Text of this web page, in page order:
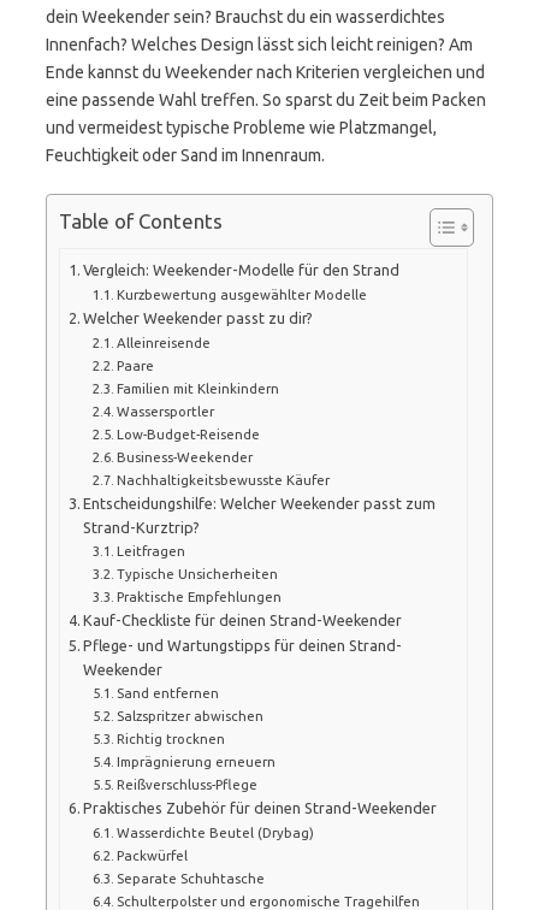
dein Weekender sein? Brauchst du ein wasserdichtes
Innenfach? Welches Design lässt sich leicht reinigen? Am
Ende kannst du Weekender nach Kriterien vergleichen und
eine passende Wahl treffen. So sparst du Zeit beim Packen
und vermeidest typische Probleme wie Platzmangel,
Feuchtigkeit oder Sand im Innenraum.
Table of Contents
Vergleich: Weekender-Modelle für den Strand
Kurzbewertung ausgewählter Modelle
Welcher Weekender passt zu dir?
Alleinreisende
Paare
Familien mit Kleinkindern
Wassersportler
Low-Budget-Reisende
Business-Weekender
Nachhaltigkeitsbewusste Käufer
Entscheidungshilfe: Welcher Weekender passt zum
Strand-Kurztrip?
Leitfragen
Typische Unsicherheiten
Praktische Empfehlungen
Kauf-Checkliste für deinen Strand-Weekender
Pflege- und Wartungstipps für deinen Strand-
Weekender
Sand entfernen
Salzspritzer abwischen
Richtig trocknen
Imprägnierung erneuern
Reißverschluss-Pflege
Praktisches Zubehör für deinen Strand-Weekender
Wasserdichte Beutel (Drybag)
Packwürfel
Separate Schuhtasche
Schulterpolster und ergonomische Tragehilfen